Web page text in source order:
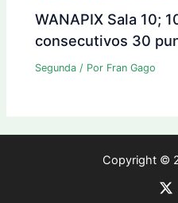
WANAPIX Sala 10;
consecutivos 30
Segunda / Por Fran Gago
Copyright ©